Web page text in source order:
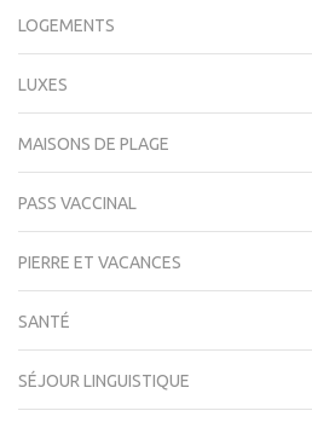
LOGEMENTS
LUXES
MAISONS DE PLAGE
PASS VACCINAL
PIERRE ET VACANCES
SANTÉ
SÉJOUR LINGUISTIQUE